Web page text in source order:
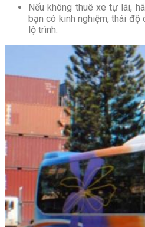
Nếu không thuê xe tự lái,
bạn có kinh nghiệm, thái độ
lộ trình.